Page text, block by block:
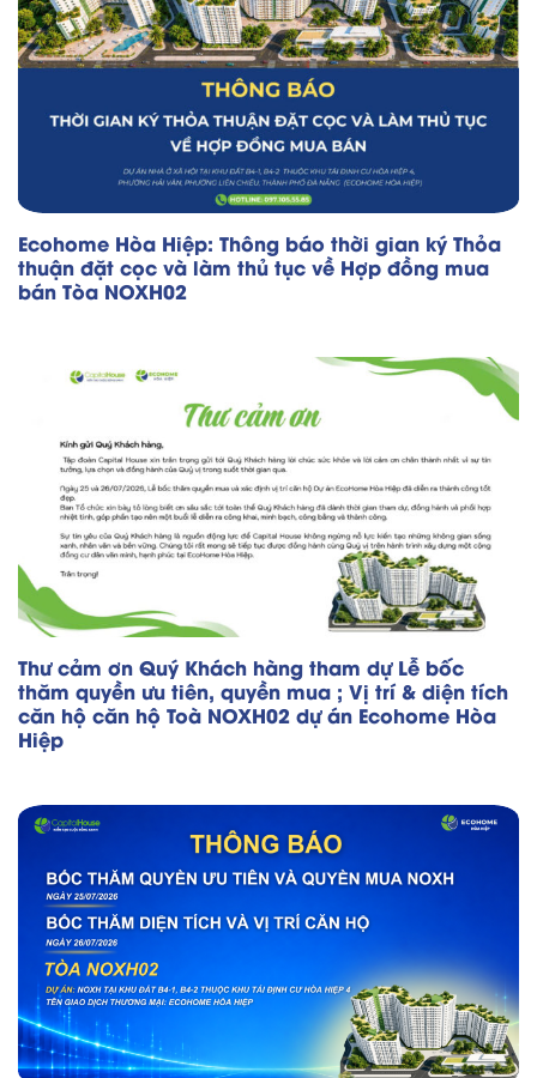
Ecohome Hòa Hiệp: Thông báo thời gian ký Thỏa
thuận đặt cọc và làm thủ tục về Hợp đồng mua
bán Tòa NOXH02
Thư cảm ơn Quý Khách hàng tham dự Lễ bốc
thăm quyền ưu tiên, quyền mua ; Vị trí & diện tích
căn hộ căn hộ Toà NOXH02 dự án Ecohome Hòa
Hiệp